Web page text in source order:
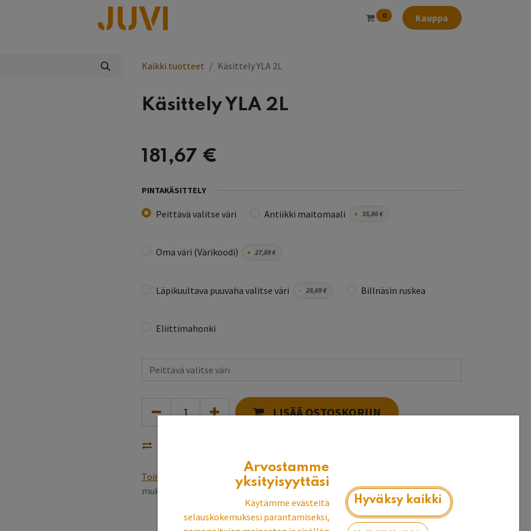
0 Kauppa
Kaikki tuotteet Käsittely YLA 2L
Käsittely YLA 2L
181,67 €
PINTAKÄSITTELY
Peittävä valitse väri Antiikki maitomaali + 35,86€
Oma väri (Värikoodi) + 27,89€
Läpikuultava puuvaha valitse väri - 28,69€ Billnäsin ruskea
Eliittimahonki
LISÄÄ OSTOSKORIIN
Toimitusehdot
Varastotuotteet puuvalmiina heti
mukaan, pintakäsittely 5~6 vk
Arvostamme
yksityisyyttäsi
Käytämme evästeitä
selauskokemuksesi parantamiseksi,
Hyväksy kaikki